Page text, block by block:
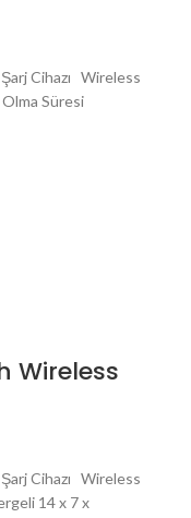
Cihazı Wireless
Süresi
Wireless
Cihazı Wireless
14 x 7 x